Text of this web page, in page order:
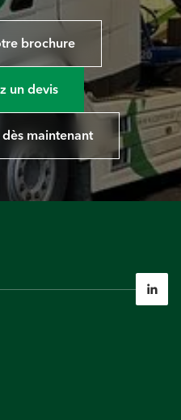
brochure
un devis
maintenant
